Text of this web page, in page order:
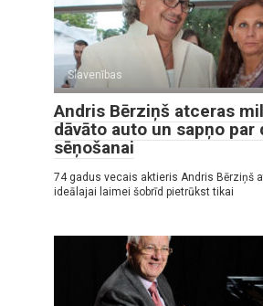
Slavenības
Andris Bērziņš atceras
dāvāto auto un sapņo par
sēņošanai
74 gadus vecais aktieris Andris Bērziņš
ideālajai laimei šobrīd pietrūkst tikai